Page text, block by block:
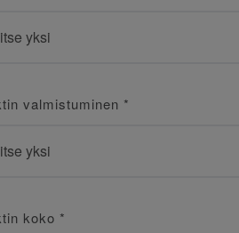
valmistuminen *
koko *